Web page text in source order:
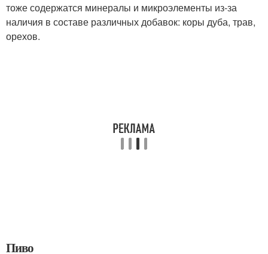
тоже содержатся минералы и микроэлементы из-за
наличия в составе различных добавок: коры дуба, трав,
орехов.
Пиво